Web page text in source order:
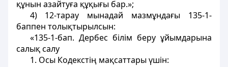
құнын азайтуға құқығы бар.»;
4) 12-тарау мынадай мазмұндағы 135-1-
баппен толықтырылсын:
«135-1-бап. Дербес білім беру ұйымдарына
салық салу
1. Осы Кодекстiң мақсаттары үшiн: